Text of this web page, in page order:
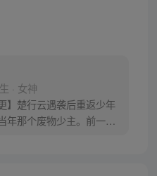
· 女神
】楚行云遇袭后重返少年
年那个废物少主。前一